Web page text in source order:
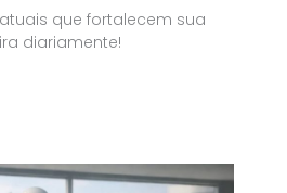
que fortalecem sua
diariamente!